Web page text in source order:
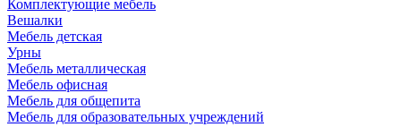
Комплектующие мебель
Вешалки
Мебель детская
Урны
Мебель металлическая
Мебель офисная
Мебель для общепита
Мебель для образовательных учреждений